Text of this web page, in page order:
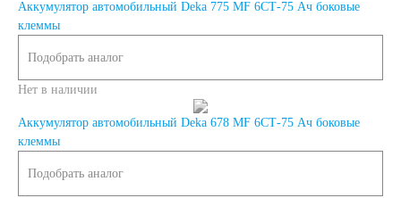
Мотобуксировщики
Емкость (A/H)
Аккумулятор автомобильный Deka 775 MF 6СТ-75 Ач боковые
клеммы
Подобрать аналог
Нет в наличии
Аккумулятор автомобильный Deka 678 MF 6СТ-75 Ач боковые
клеммы
Подобрать аналог